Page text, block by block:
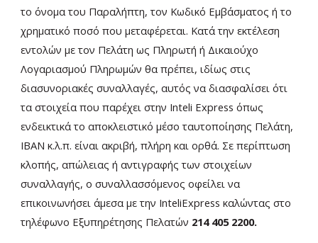
το όνομα του Παραλήπτη, τον Κωδικό Εμβάσματος ή το
χρηματικό ποσό που μεταφέρεται. Κατά την εκτέλεση
εντολών με τον Πελάτη ως Πληρωτή ή Δικαιούχο
Λογαριασμού Πληρωμών θα πρέπει, ιδίως στις
διασυνοριακές συναλλαγές, αυτός να διασφαλίσει ότι
τα στοιχεία που παρέχει στην Inteli Express όπως
ενδεικτικά το αποκλειστικό μέσο ταυτοποίησης Πελάτη,
ΙΒΑΝ κ.λ.π. είναι ακριβή, πλήρη και ορθά. Σε περίπτωση
κλοπής, απώλειας ή αντιγραφής των στοιχείων
συναλλαγής, ο συναλλασσόμενος οφείλει να
επικοινωνήσει άμεσα με την InteliExpress καλώντας στο
τηλέφωνο Εξυπηρέτησης Πελατών 214 405 2200.